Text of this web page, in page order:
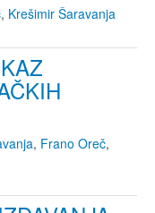
, Krešimir Šaravanja
, Frano Oreč,